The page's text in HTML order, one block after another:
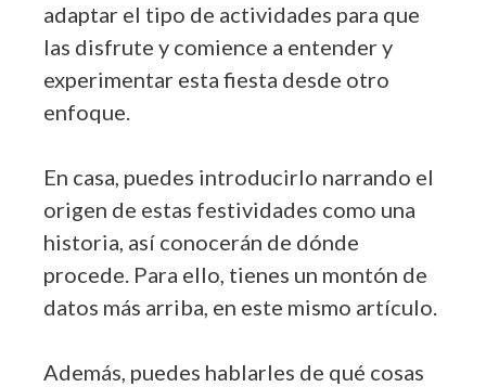
adaptar el tipo de actividades para que
las disfrute y comience a entender y
experimentar esta fiesta desde otro
enfoque.
En casa, puedes introducirlo narrando el
origen de estas festividades como una
historia, así conocerán de dónde
procede. Para ello, tienes un montón de
datos más arriba, en este mismo artículo.
Además, puedes hablarles de qué cosas